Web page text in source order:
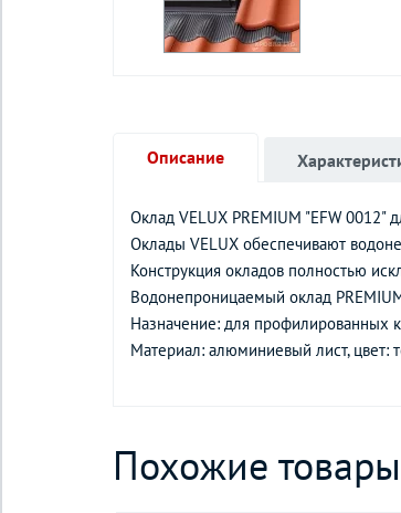
Описание
Оклад VELUX PREMIUM "EFW 0012"
Оклады VELUX обеспечивают
Конструкция окладов полностью
Водонепроницаемый оклад
Назначение: для профилированных
Материал: алюминиевый лист, цвет:
Похожие товары